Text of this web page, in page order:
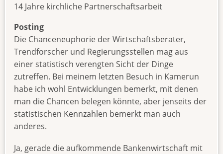
14 Jahre kirchliche Partnerschaftsarbeit
Posting
Die Chanceneuphorie der Wirtschaftsberater,
Trendforscher und Regierungsstellen mag aus
einer statistisch verengten Sicht der Dinge
zutreffen. Bei meinem letzten Besuch in Kamerun
habe ich wohl Entwicklungen bemerkt, mit denen
man die Chancen belegen könnte, aber jenseits der
statistischen Kennzahlen bemerkt man auch
anderes.
Ja, gerade die aufkommende Bankenwirtschaft mit